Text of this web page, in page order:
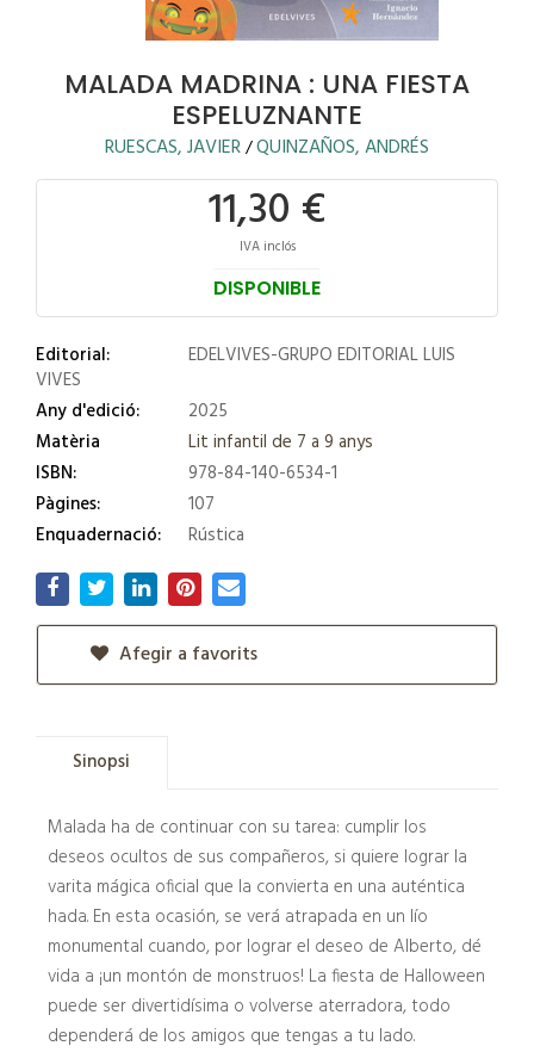
MALADA MADRINA : UNA FIESTA
ESPELUZNANTE
RUESCAS, JAVIER/QUINZAÑOS, ANDRÉS
11,30 €
IVA inclós
DISPONIBLE
Editorial:
EDELVIVES-GRUPO EDITORIAL LUIS
VIVES
Any d'edició:
2025
Matèria
Lit infantil de 7 a 9 anys
ISBN:
978-84-140-6534-1
Pàgines:
107
Enquadernació:
Rústica
Afegir a favorits
Sinopsi
Malada ha de continuar con su tarea: cumplir los
deseos ocultos de sus compañeros, si quiere lograr la
varita mágica oficial que la convierta en una auténtica
hada. En esta ocasión, se verá atrapada en un lío
monumental cuando, por lograr el deseo de Alberto, dé
vida a ¡un montón de monstruos! La fiesta de Halloween
puede ser divertidísima o volverse aterradora, todo
dependerá de los amigos que tengas a tu lado.